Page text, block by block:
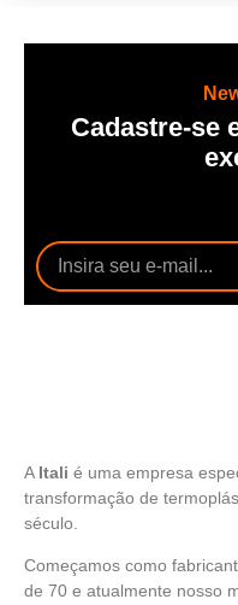
Cadastre-se
A Itali é uma empresa
transformação de
século.
Começamos como
de 70 e atualmente nosso